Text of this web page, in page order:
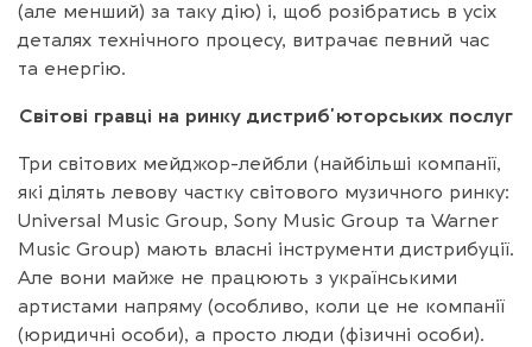
(але менший) за таку дію) і, щоб розібратись в усіх
деталях технічного процесу, витрачає певний час
та енергію.
Світові гравці на ринку дистрибʼюторських послуг
Три світових мейджор-лейбли (найбільші компанії,
які ділять левову частку світового музичного ринку:
Universal Music Group, Sony Music Group та Warner
Music Group) мають власні інструменти дистрибуції.
Але вони майже не працюють з українськими
артистами напряму (особливо, коли це не компанії
(юридичні особи), а просто люди (фізичні особи).